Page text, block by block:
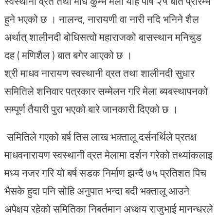
हुने भएको छ । नालन्द, नारायणी वा नारी नदि भनिने शैल
अर्थात् शालीनदी बोधिसत्वो महाराजको बासस्थान मनिचुड
दह ( मणिशैल ) बात बगेर आएको छ ।
श्री माधव नारायण स्वस्थानी व्रत तथा शालीनदी सुधार
समितिले शनिवार पत्रकार सम्मेलन गरि मेला ब्यबस्थापनको
सम्पूर्ण तैयारी पुरा भएको बारे जानकारी दिएको छ ।
समितिले गएको बर्ष तिस लाख भक्तालू दर्सनर्थिले प्रतक्ष
माधवनारायण स्वस्थानी व्रत मेलामा दर्शन गरेको तथ्यांकलाइ
मध्य नजर गरि यो बर्ष सडक निर्माण झन्दै ७५ प्रतिशत पिच
भैसके हुदा पनि सोहि अनुपात भन्दा बदी भक्तालू आउने
अपेक्षय रहेको समितिका निबर्तमान अध्क्षय राजुभाई मानन्धरले